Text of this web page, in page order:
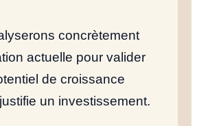
concrètement
actuelle pour valider
de croissance
un investissement.